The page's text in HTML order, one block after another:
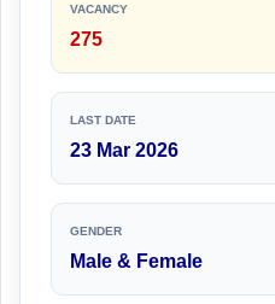
VACANCY
275
LAST DATE
23 Mar 2026
GENDER
Male & Female